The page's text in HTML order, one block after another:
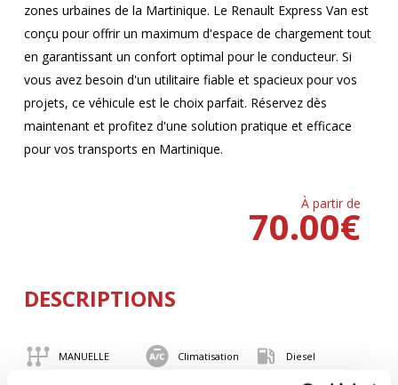
zones urbaines de la Martinique. Le Renault Express Van est
conçu pour offrir un maximum d'espace de chargement tout
en garantissant un confort optimal pour le conducteur. Si
vous avez besoin d'un utilitaire fiable et spacieux pour vos
projets, ce véhicule est le choix parfait. Réservez dès
maintenant et profitez d'une solution pratique et efficace
pour vos transports en Martinique.
À partir de
€
70.00
DESCRIPTIONS
MANUELLE Climatisation Diesel